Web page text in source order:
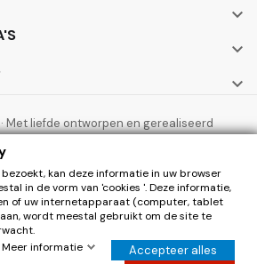



· Met liefde ontworpen en gerealiseerd
kan deze informatie in uw browser
in de vorm van 'cookies '. Deze informatie,
of uw internetapparaat (computer, tablet
wordt meestal gebruikt om de site te
Meer informatie
Accepteer alles